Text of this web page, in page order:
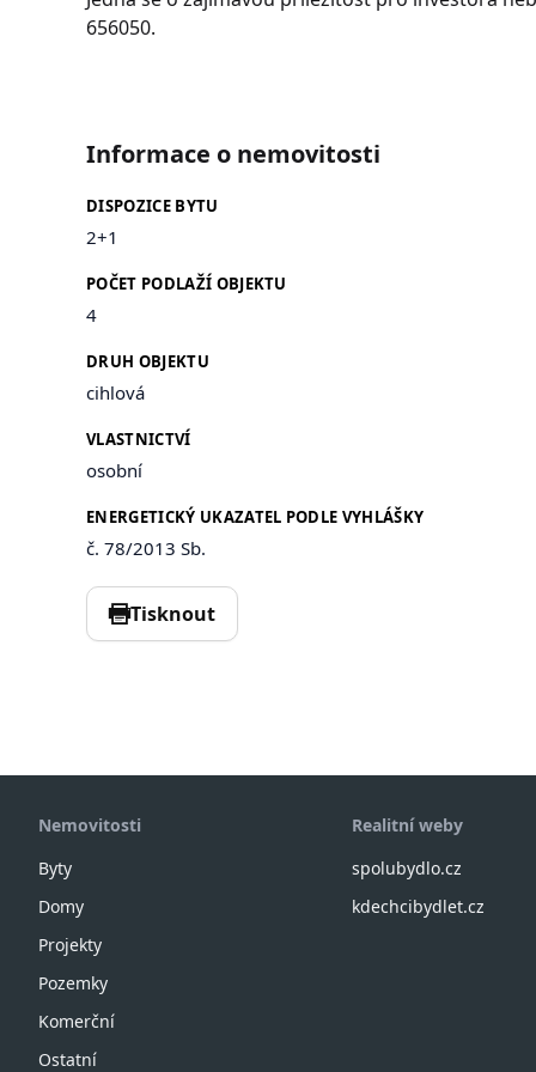
656050.
Informace o nemovitosti
DISPOZICE BYTU
2+1
POČET PODLAŽÍ OBJEKTU
4
DRUH OBJEKTU
cihlová
VLASTNICTVÍ
osobní
ENERGETICKÝ UKAZATEL PODLE VYHLÁŠKY
č. 78/2013 Sb.
Tisknout
Nemovitosti
Byty
Domy
Projekty
Pozemky
Komerční
Ostatní
Realitní weby
spolubydlo.cz
kdechcibydlet.cz